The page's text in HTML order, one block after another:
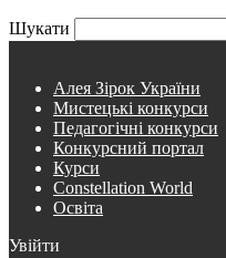
Шукати
Алея Зірок України
Мистецькі конкурси
Педагогічні конкурси
Конкурсний портал
Курси
Constellation World
Освіта
Увійти